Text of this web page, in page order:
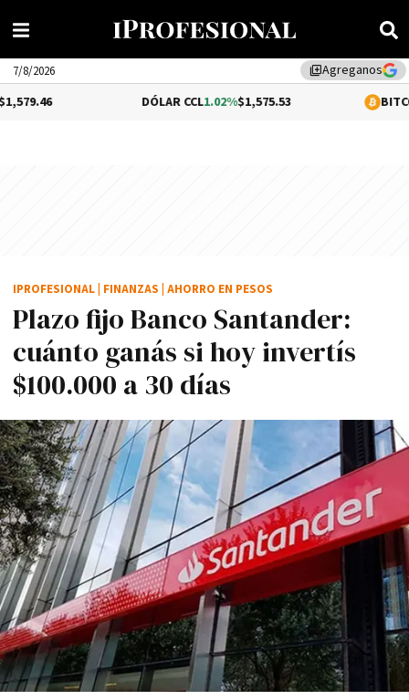
library_addAgreganos
7/8/2026
1.02%$1,575.53 -0.31%
Plazo fijo Banco Santander:
cuánto ganás si hoy invertís
$100.000 a 30 días
IPROFESIONAL FINANZAS AHORRO EN PESOS